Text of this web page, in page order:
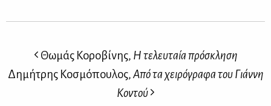
Θωμάς Κοροβίνης, Η τελευταία πρόσκληση
Δημήτρης Κοσμόπουλος,Από τα χειρόγραφα του Γιάννη
Κοντού